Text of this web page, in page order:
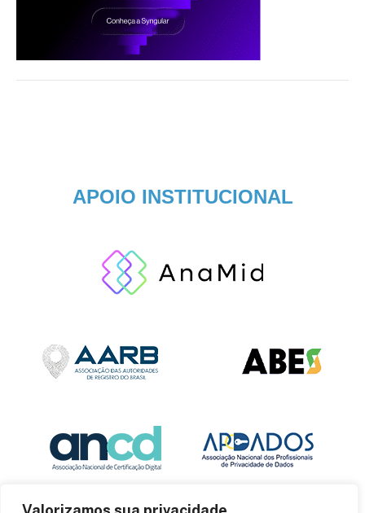
APOIO INSTITUCIONAL